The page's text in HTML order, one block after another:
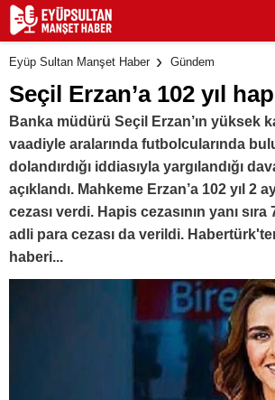
Eyüp Sultan Manşet Haber Gündem
Seçil Erzan’a 102 yıl
Banka müdürü Seçil Erzan’ın yüksek
vaadiyle aralarında futbolcularında
dolandırdığı iddiasıyla yargılandığı
açıklandı. Mahkeme Erzan’a 102 yıl 2
cezası verdi. Hapis cezasının yanı
adli para cezası da verildi.
haberi...